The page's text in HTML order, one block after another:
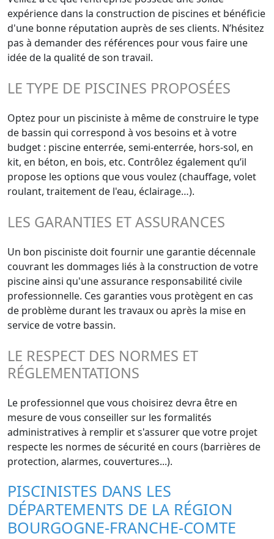
expérience dans la construction de piscines et bénéficie
d'une bonne réputation auprès de ses clients. N’hésitez
pas à demander des références pour vous faire une
idée de la qualité de son travail.
LE TYPE DE PISCINES PROPOSÉES
Optez pour un pisciniste à même de construire le type
de bassin qui correspond à vos besoins et à votre
budget : piscine enterrée, semi-enterrée, hors-sol, en
kit, en béton, en bois, etc. Contrôlez également qu’il
propose les options que vous voulez (chauffage, volet
roulant, traitement de l'eau, éclairage…).
LES GARANTIES ET ASSURANCES
Un bon pisciniste doit fournir une garantie décennale
couvrant les dommages liés à la construction de votre
piscine ainsi qu'une assurance responsabilité civile
professionnelle. Ces garanties vous protègent en cas
de problème durant les travaux ou après la mise en
service de votre bassin.
LE RESPECT DES NORMES ET
RÉGLEMENTATIONS
Le professionnel que vous choisirez devra être en
mesure de vous conseiller sur les formalités
administratives à remplir et s'assurer que votre projet
respecte les normes de sécurité en cours (barrières de
protection, alarmes, couvertures...).
PISCINISTES DANS LES
DÉPARTEMENTS DE LA RÉGION
BOURGOGNE-FRANCHE-COMTE